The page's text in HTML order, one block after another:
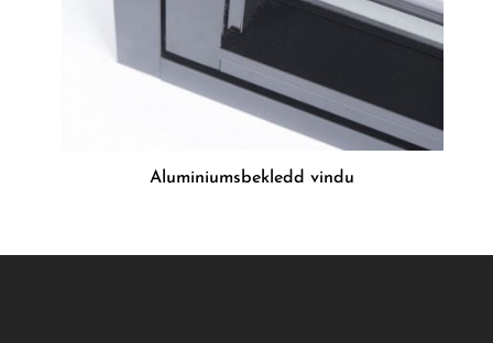
Aluminiumsbekledd vindu